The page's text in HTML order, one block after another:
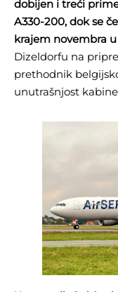
dobijen i treći
A330-200, dok se
krajem novembra
Dizeldorfu na
prethodnik
unutrašnjost